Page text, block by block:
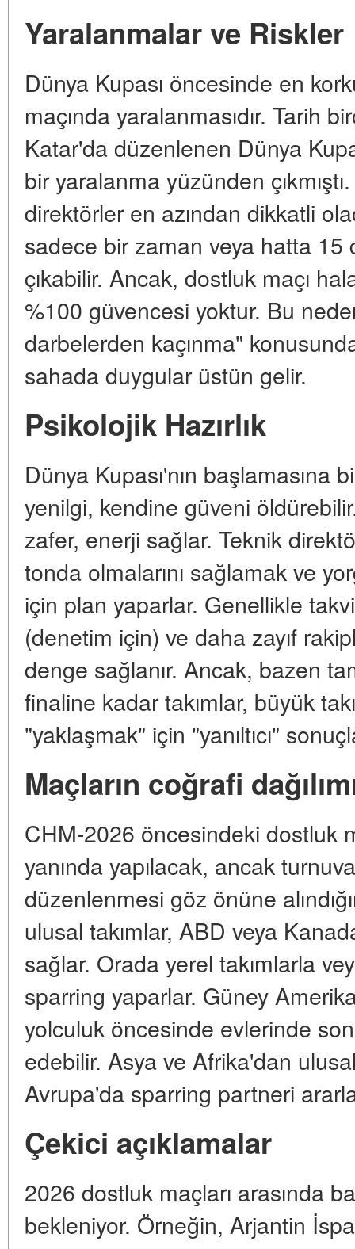
Yaralanmalar ve Riskler
Dünya Kupası öncesinde en
maçında yaralanmasıdır. Tarih
Katar'da düzenlenen Dünya
bir yaralanma yüzünden
direktörler en azından dikkatli
sadece bir zaman veya hatta 15
çıkabilir. Ancak, dostluk maçı
%100 güvencesi yoktur. Bu
darbelerden kaçınma"
sahada duygular üstün gelir.
Psikolojik Hazırlık
Dünya Kupası'nın başlamasına
yenilgi, kendine güveni
zafer, enerji sağlar. Teknik
tonda olmalarını sağlamak ve
için plan yaparlar. Genellikle
(denetim için) ve daha zayıf
denge sağlanır. Ancak, bazen
finaline kadar takımlar, büyük
"yaklaşmak" için "yanıltıcı"
Maçların coğrafi
CHM-2026 öncesindeki dostluk
yanında yapılacak, ancak
düzenlenmesi göz önüne
ulusal takımlar, ABD veya
sağlar. Orada yerel takımlarla
sparring yaparlar. Güney
yolculuk öncesinde evlerinde son
edebilir. Asya ve Afrika'dan
Avrupa'da sparring partneri
Çekici açıklamalar
2026 dostluk maçları arasında
bekleniyor. Örneğin, Arjantin